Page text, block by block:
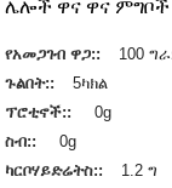
ሌሎች ዋና ዋና
የአመጋገብ ዋጋ::
100
ጉልበት::
5ካክል
ፕሮቲኖች::
0g
ስብ::
0g
ካርቦሃይድሬትስ::
1.2 ግ